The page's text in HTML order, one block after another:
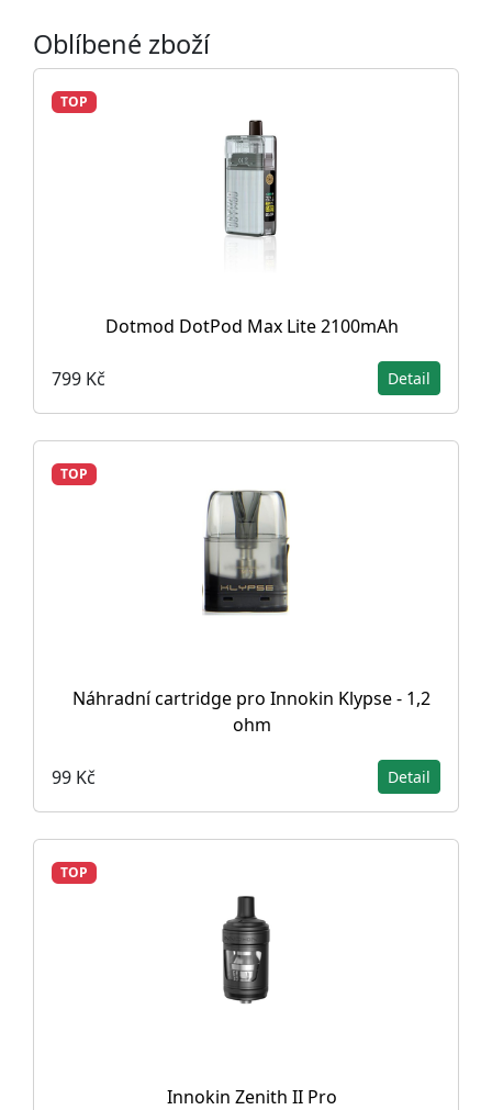
Oblíbené zboží
TOP
Dotmod DotPod Max Lite 2100mAh
799 Kč Detail
TOP
Náhradní cartridge pro Innokin Klypse - 1,2
ohm
99 Kč Detail
TOP
Innokin Zenith II Pro